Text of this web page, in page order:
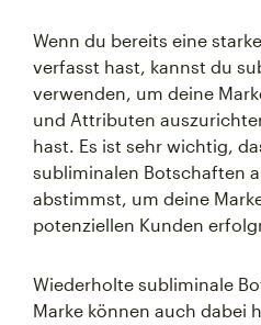
Wenn du bereits eine
verfasst hast, kannst du
verwenden, um deine
und Attributen
hast. Es ist sehr wichtig,
subliminalen Botschaften
abstimmst, um deine
potenziellen Kunden
Wiederholte subliminale
Marke können auch dabei